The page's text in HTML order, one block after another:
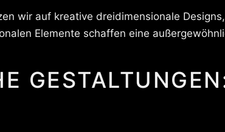
wir auf kreative dreidimensionale
Elemente schaffen eine